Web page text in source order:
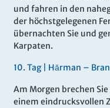
und fahren in den
der höchstgelegenen
übernachten Sie und
Karpaten.
10. Tag | Hărman –
Am Morgen brechen
einem eindrucksvollen